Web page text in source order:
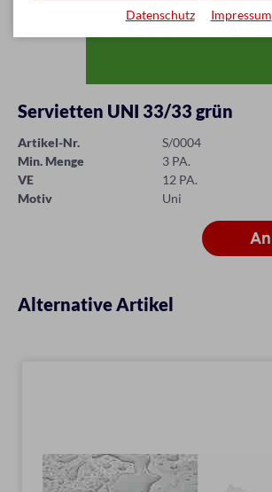
Servietten UNI 33/33 grün
Artikel-Nr.
S/0004
Min. Menge
3 PA.
VE
12 PA.
Motiv
Uni
Alternative Artikel
Datenschutz Impressum